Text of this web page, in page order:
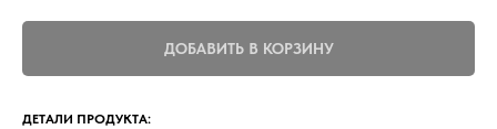
ДОБАВИТЬ В КОРЗИНУ
ДЕТАЛИ ПРОДУКТА: